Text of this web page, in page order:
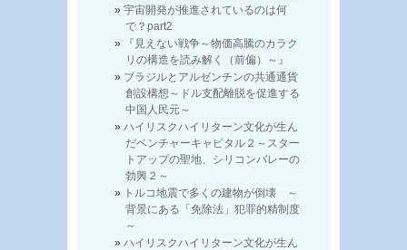
宇宙開発が推進されているのは何
で？part2
『見えない戦争～物価高騰のカラク
リの構造を読み解く（前偏）～』
ブラジルとアルゼンチンの共通通貨
創設構想～ドル支配離脱を促進する
中国人民元～
ハイリスクハイリターン文化が生ん
だベンチャーキャピタル２～スター
トアップの聖地、シリコンバレーの
勃興２～
トルコ地震で多くの建物が倒壊 ～
背景にある「免除法」犯罪的精制度
～
ハイリスクハイリターン文化が生ん